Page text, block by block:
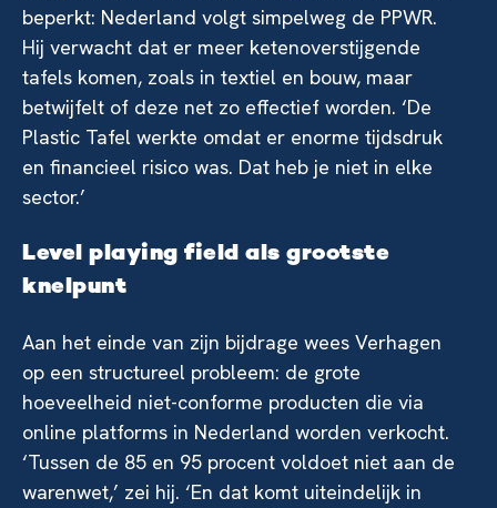
beperkt: Nederland volgt simpelweg de PPWR.
Hij verwacht dat er meer ketenoverstijgende
tafels komen, zoals in textiel en bouw, maar
betwijfelt of deze net zo effectief worden. ‘De
Plastic Tafel werkte omdat er enorme tijdsdruk
en financieel risico was. Dat heb je niet in elke
sector.’
Level playing field als grootste
knelpunt
Aan het einde van zijn bijdrage wees Verhagen
op een structureel probleem: de grote
hoeveelheid niet-conforme producten die via
online platforms in Nederland worden verkocht.
‘Tussen de 85 en 95 procent voldoet niet aan de
warenwet,’ zei hij. ‘En dat komt uiteindelijk in